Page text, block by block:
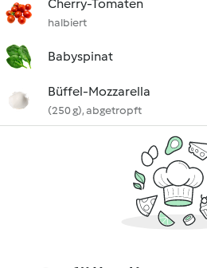
Cherry-Tomaten
halbiert
Babyspinat
Büffel-Mozzarella
(250 g), abgetropft